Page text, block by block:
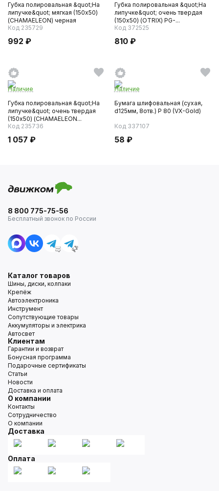
Губка полировальная &quot;На
липучке&quot; мягкая (150x50)
(CHAMAELEON) черная
Код 235729
992 ₽
Губка полировальная &quot;На
липучке&quot; очень твердая
(150x50) (OTRIX) PG-...
Код 372525
810 ₽
Наличие
Губка полировальная &quot;На
липучке&quot; очень твердая
(150x50) (CHAMAELEON...
Код 235736
1 057 ₽
Наличие
Бумага шлифовальная (сухая,
d125мм, 8отв.) P 80 (VX-Gold)
Код 337107
58 ₽
8 800 775-75-56
Бесплатный звонок по России
Каталог товаров
Шины, диски, колпаки
Крепёж
Автоэлектроника
Инструмент
Сопутствующие товары
Аккумуляторы и электрика
Автосвет
Клиентам
Гарантии и возврат
Бонусная программа
Подарочные сертификаты
Статьи
Новости
Доставка и оплата
О компании
Контакты
Сотрудничество
О компании
Доставка
Оплата